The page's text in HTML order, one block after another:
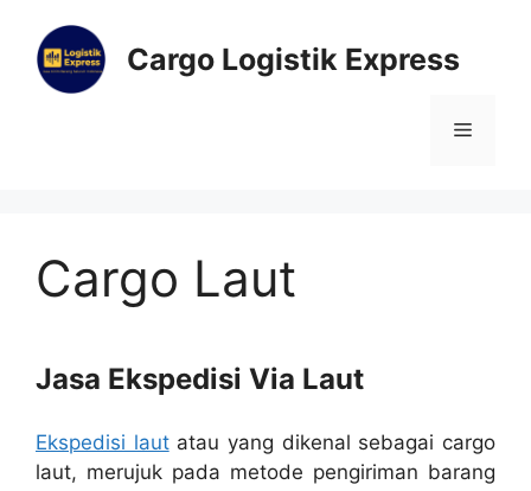
Cargo Logistik Express
Cargo Laut
Jasa Ekspedisi Via Laut
Ekspedisi lautatau yang dikenal sebagai cargo
laut, merujuk pada metode pengiriman barang